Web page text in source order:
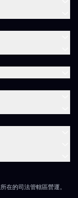
在的司法管轄區營運。